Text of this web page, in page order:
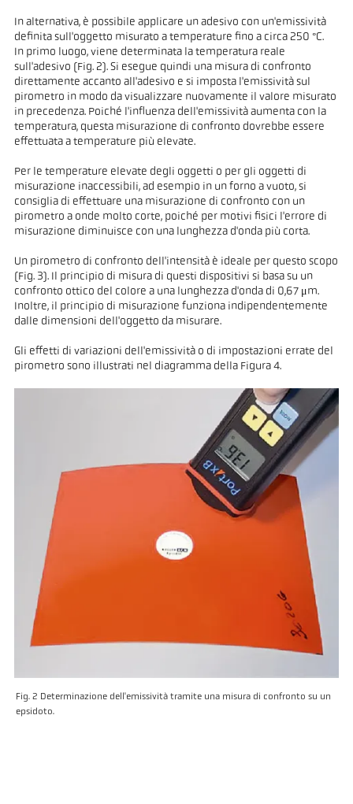
In alternativa, è possibile applicare un adesivo con un'emissività
definita sull'oggetto misurato a temperature fino a circa 250 °C.
In primo luogo, viene determinata la temperatura reale
sull'adesivo (Fig. 2). Si esegue quindi una misura di confronto
direttamente accanto all'adesivo e si imposta l'emissività sul
pirometro in modo da visualizzare nuovamente il valore misurato
in precedenza. Poiché l'influenza dell'emissività aumenta con la
temperatura, questa misurazione di confronto dovrebbe essere
effettuata a temperature più elevate.
Per le temperature elevate degli oggetti o per gli oggetti di
misurazione inaccessibili, ad esempio in un forno a vuoto, si
consiglia di effettuare una misurazione di confronto con un
pirometro a onde molto corte, poiché per motivi fisici l'errore di
misurazione diminuisce con una lunghezza d'onda più corta.
Un pirometro di confronto dell'intensità è ideale per questo scopo
(Fig. 3). Il principio di misura di questi dispositivi si basa su un
confronto ottico del colore a una lunghezza d'onda di 0,67 μm.
Inoltre, il principio di misurazione funziona indipendentemente
dalle dimensioni dell'oggetto da misurare.
Gli effetti di variazioni dell'emissività o di impostazioni errate del
pirometro sono illustrati nel diagramma della Figura 4.
Fig. 2 Determinazione dell'emissività tramite una misura di confronto su un
epsidoto.